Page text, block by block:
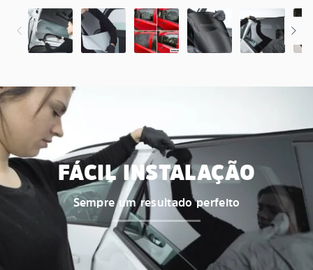
FÁCIL INSTALAÇÃO
Sempre um resultado perfeito